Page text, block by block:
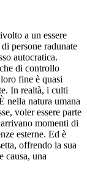
olto a un essere
persone radunate
autocratica.
di controllo
fine è quasi
In realtà, i culti
nella natura umana
voler essere parte
momenti di
esterne. Ed è
offrendo la sua
causa, una